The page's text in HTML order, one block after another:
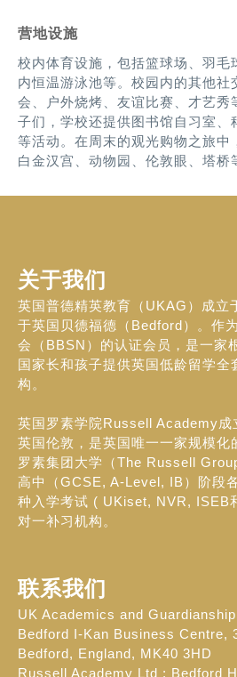
营地设施
校内体育设施，包括篮球场、羽毛
内恒温游泳池等。校园内的其他社
会、户外烧烤、友谊比赛、才艺秀
子们，学校还提供图书馆自习室、
等活动。在周末的观光购物之旅中
白金汉宫、动物园、伦敦眼、塔桥
关于我们
英国普德精英教育（UKAG）成立
于英国贝德福德（Bedford）。作
会（BBSN）的认证会员，是一家
国家长和孩子提供英国低龄留学全
构。
英国罗素学院Russell Academy成
英国伦敦，是英国唯一一家规模化
罗素集团大学（The Russell
高中（GCSE, A-Level, IB）阶段
种入学考试 ( UKiset, NVR, ISEB
对一补习机构。
联系我们
UK Academics and
Bedford I-Kan Business Centre,
Bedford, England, MK40 3HD
Russell Academy Ltd : Bedford